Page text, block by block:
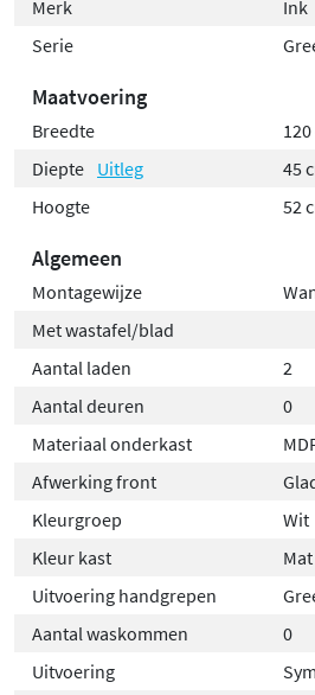
Merk
Ink
Serie
Maatvoering
Breedte
Diepte Uitleg
45
Hoogte
52
Algemeen
Montagewijze
Met wastafel/blad
Aantal laden
2
Aantal deuren
0
Materiaal onderkast
Afwerking front
Kleurgroep
Wit
Kleur kast
Uitvoering handgrepen
Aantal waskommen
0
Uitvoering